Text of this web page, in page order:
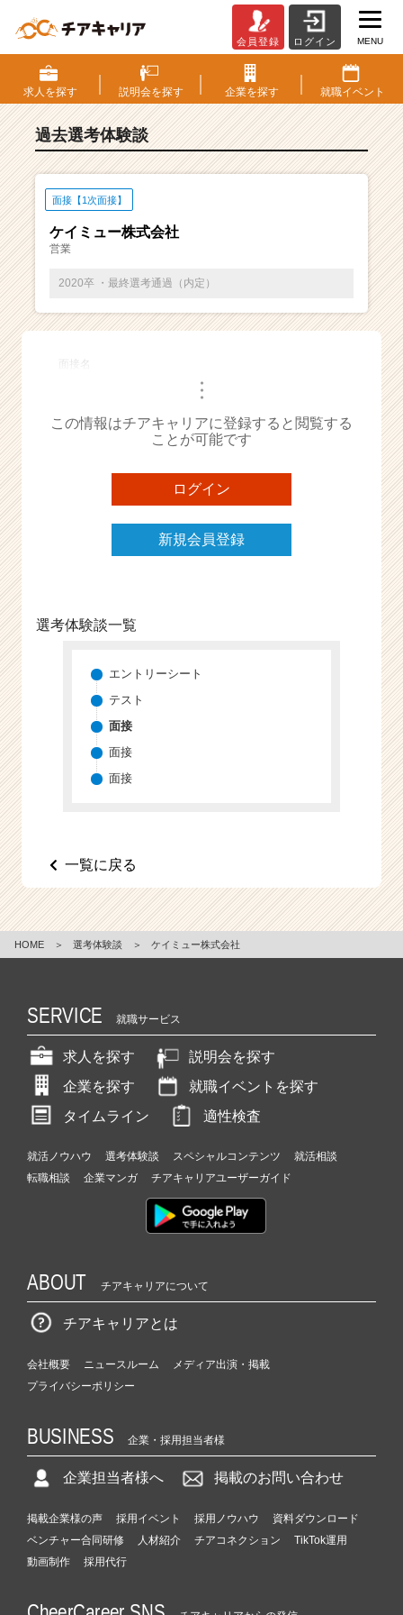
S・
選
考
験
ベ
チ
ー・
成
ら
ス
ト
が
届
く
チ
e
e
会員登録 ログイン MENU
求人を探す 説明会を探す 企業を探す 就職イベント
過去選考体験談
面接【1次面接】
ケイミュー株式会社
営業
2020卒 ・最終選考通過（内定）
面接名
・・・
この情報はチアキャリアに登録すると閲覧する
ことが可能です
ログイン
新規会員登録
選考体験談一覧
エントリーシート
テスト
面接
面接
面接
一覧に戻る
HOME ＞ 選考体験談 ＞ ケイミュー株式会社
SERVICE 就職サービス
求人を探す
説明会を探す
企業を探す
就職イベントを探す
タイムライン
適性検査
就活ノウハウ 選考体験談 スペシャルコンテンツ
就活相談
転職相談
企業マンガ チアキャリアユーザーガイド
ABOUT チアキャリアについて
チアキャリアとは
会社概要 ニュースルーム
メディア出演・掲載
プライバシーポリシー
BUSINESS 企業・採用担当者様
企業担当者様へ 掲載のお問い合わせ
掲載企業様の声 採用イベント 採用ノウハウ
資料ダウンロード
ベンチャー合同研修
人材紹介 チアコネクション
TikTok運用
動画制作
採用代行